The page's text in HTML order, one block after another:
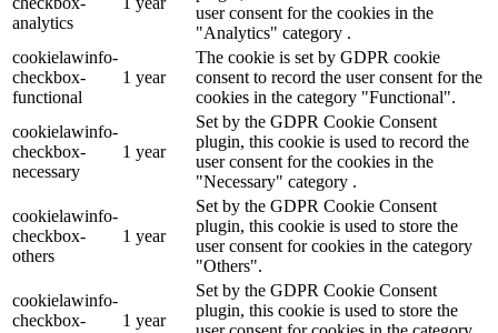
analytics
user consent for the cookies in the
"Analytics" category .
cookielawinfo-
checkbox-
functional
1 year
The cookie is set by GDPR cookie
consent to record the user consent for the
cookies in the category "Functional".
cookielawinfo-
checkbox-
necessary
1 year
Set by the GDPR Cookie Consent
plugin, this cookie is used to record the
user consent for the cookies in the
"Necessary" category .
cookielawinfo-
checkbox-
others
1 year
Set by the GDPR Cookie Consent
plugin, this cookie is used to store the
user consent for cookies in the category
"Others".
cookielawinfo-
checkbox-
1 year
Set by the GDPR Cookie Consent
plugin, this cookie is used to store the